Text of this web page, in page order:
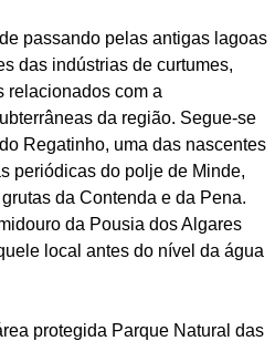
passando pelas antigas lagoas
das indústrias de curtumes,
relacionados com a
da região. Segue-se
Regatinho, uma das nascentes
periódicas do polje de Minde,
da Contenda e da Pena.
da Pousia dos Algares
local antes do nível da água
protegida Parque Natural das